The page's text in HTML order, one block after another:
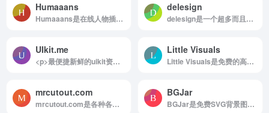
Humaaans
Humaaans是在线人物插画生成神器，各种可自定义。用捏脸做设计。
delesign
delesign是一个超多而且完全可以自定义的免费插画网站
UIkit.me
<p>最便捷新鲜的uikit资源下载网站</p>
Little Visuals
Little Visuals是免费的高分辨率图像
mrcutout.com
mrcutout.com是各种各样的免抠人物和配景素材
BGJar
BGJar是免费SVG背景图案在线生成工具